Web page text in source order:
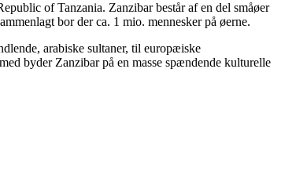
of Tanzania. Zanzibar består af en del småøer
bor der ca. 1 mio. mennesker på øerne.
arabiske sultaner, til europæiske
byder Zanzibar på en masse spændende kulturelle